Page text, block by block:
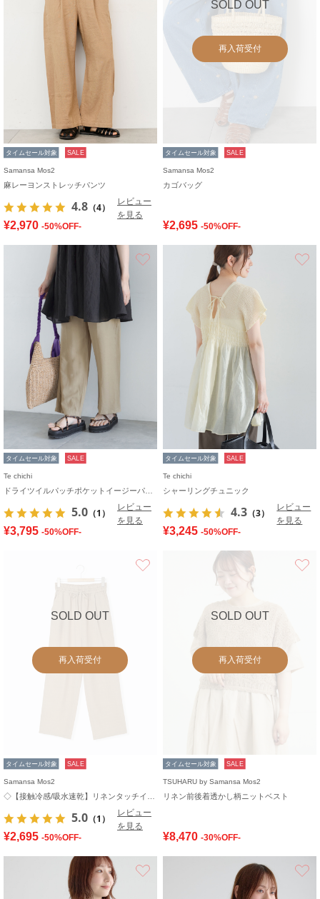
タイムセール対象 SALE
Samansa Mos2
麻レーヨンストレッチパンツ
4.8 （4）
レビュー
を見る
¥2,970 -50%OFF-
SOLD OUT
再入荷受付
タイムセール対象 SALE
Samansa Mos2
カゴバッグ
¥2,695 -50%OFF-
タイムセール対象 SALE
Te chichi
5.0 （1）
レビュー
を見る
¥3,795 -50%OFF-
タイムセール対象 SALE
Te chichi
シャーリングチュニック
4.3 （3）
レビュー
を見る
¥3,245 -50%OFF-
SOLD OUT
再入荷受付
タイムセール対象 SALE
Samansa Mos2
5.0 （1）
レビュー
を見る
¥2,695 -50%OFF-
SOLD OUT
再入荷受付
タイムセール対象 SALE
TSUHARU by Samansa Mos2
リネン前後着透かし柄ニットベスト
¥8,470 -30%OFF-